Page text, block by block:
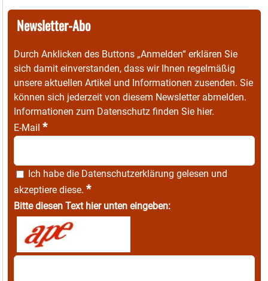
Newsletter-Abo
Durch Anklicken des Buttons „Anmelden“ erklären Sie
sich damit einverstanden, dass wir Ihnen regelmäßig
unsere aktuellen Artikel und Informationen zusenden. Sie
können sich jederzeit von diesem Newsletter abmelden.
Informationen zum Datenschutz finden Sie hier.
E-Mail *
Ich habe die Datenschutzerklärung gelesen und
akzeptiere diese. *
Bitte diesen Text hier unten eingeben: